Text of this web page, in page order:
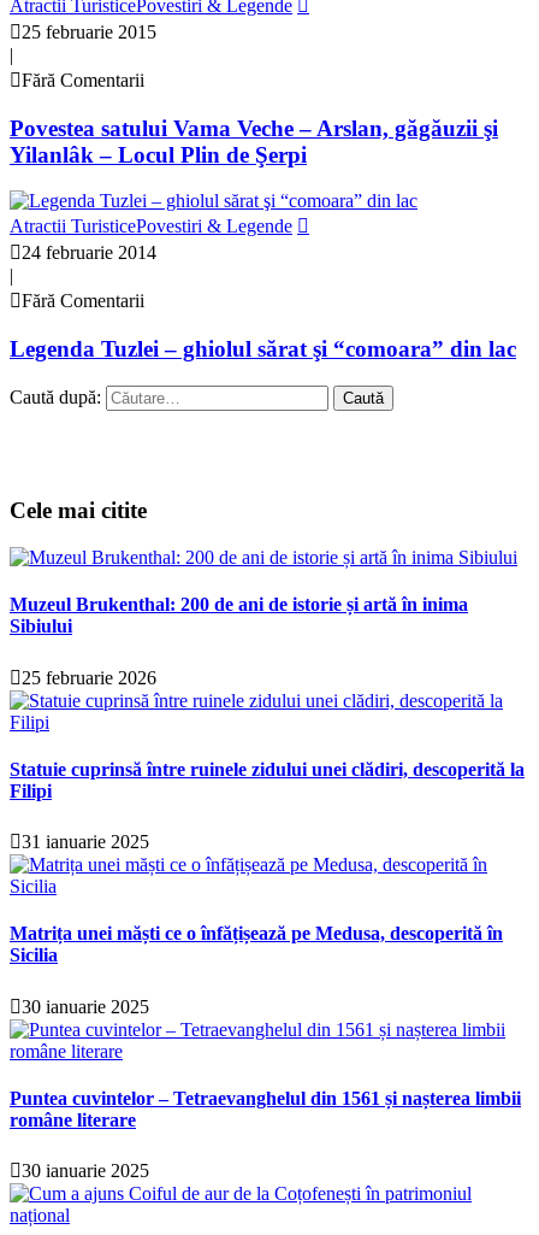
Atractii TuristicePovestiri & Legende
25 februarie 2015
|
Fără Comentarii
Povestea satului Vama Veche – Arslan, găgăuzii şi
Yilanlâk – Locul Plin de Şerpi
Atractii TuristicePovestiri & Legende
24 februarie 2014
|
Fără Comentarii
Legenda Tuzlei – ghiolul sărat şi “comoara” din lac
Caută după:
Cele mai citite
Muzeul Brukenthal: 200 de ani de istorie și artă în inima
Sibiului
25 februarie 2026
Statuie cuprinsă între ruinele zidului unei clădiri, descoperită la
Filipi
31 ianuarie 2025
Matrița unei măști ce o înfățișează pe Medusa, descoperită în
Sicilia
30 ianuarie 2025
Puntea cuvintelor – Tetraevanghelul din 1561 și nașterea limbii
române literare
30 ianuarie 2025